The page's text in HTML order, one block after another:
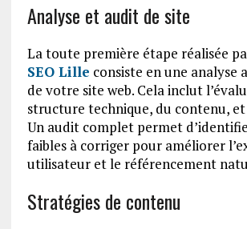
Analyse et audit de site
La toute première étape réalisée
SEO Lille consiste en une analyse
de votre site web. Cela inclut
structure technique, du contenu, et
Un audit complet permet
faibles à corriger pour améliorer
utilisateur et le référencement
Stratégies de contenu